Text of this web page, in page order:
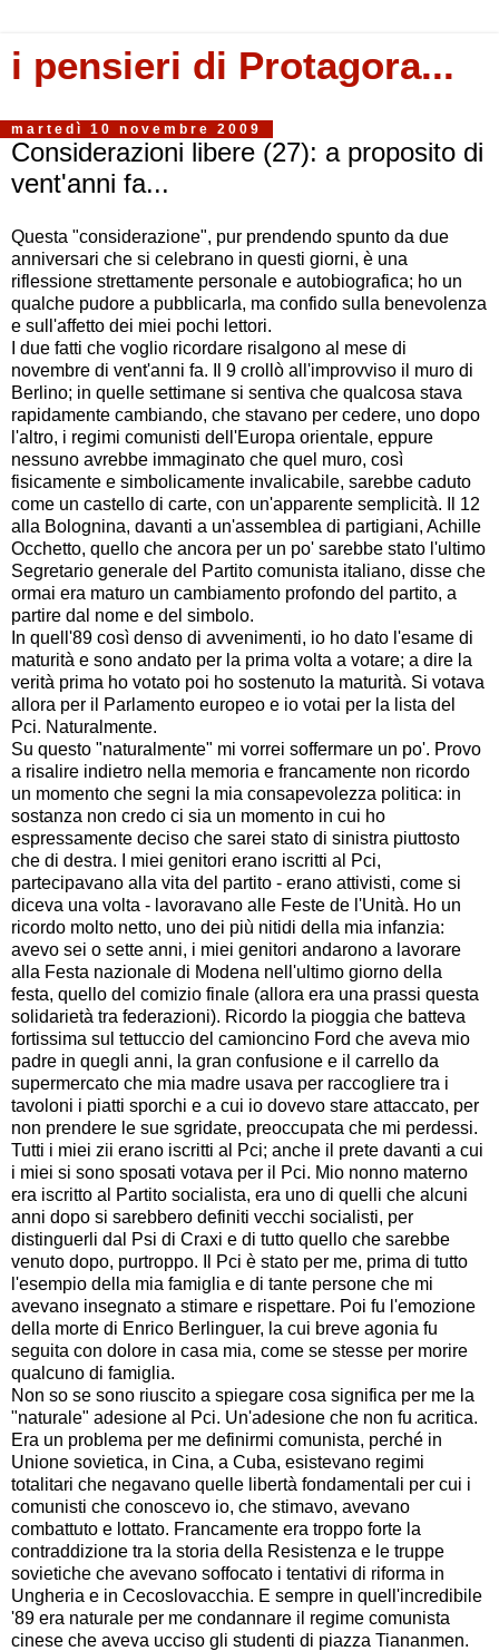
i pensieri di Protagora...
martedì 10 novembre 2009
Considerazioni libere (27): a proposito di
vent'anni fa...
Questa "considerazione", pur prendendo spunto da due
anniversari che si celebrano in questi giorni, è una
riflessione strettamente personale e autobiografica; ho un
qualche pudore a pubblicarla, ma confido sulla benevolenza
e sull'affetto dei miei pochi lettori.
I due fatti che voglio ricordare risalgono al mese di
novembre di vent'anni fa. Il 9 crollò all'improvviso il muro di
Berlino; in quelle settimane si sentiva che qualcosa stava
rapidamente cambiando, che stavano per cedere, uno dopo
l'altro, i regimi comunisti dell'Europa orientale, eppure
nessuno avrebbe immaginato che quel muro, così
fisicamente e simbolicamente invalicabile, sarebbe caduto
come un castello di carte, con un'apparente semplicità. Il 12
alla Bolognina, davanti a un'assemblea di partigiani, Achille
Occhetto, quello che ancora per un po' sarebbe stato l'ultimo
Segretario generale del Partito comunista italiano, disse che
ormai era maturo un cambiamento profondo del partito, a
partire dal nome e del simbolo.
In quell'89 così denso di avvenimenti, io ho dato l'esame di
maturità e sono andato per la prima volta a votare; a dire la
verità prima ho votato poi ho sostenuto la maturità. Si votava
allora per il Parlamento europeo e io votai per la lista del
Pci. Naturalmente.
Su questo "naturalmente" mi vorrei soffermare un po'. Provo
a risalire indietro nella memoria e francamente non ricordo
un momento che segni la mia consapevolezza politica: in
sostanza non credo ci sia un momento in cui ho
espressamente deciso che sarei stato di sinistra piuttosto
che di destra. I miei genitori erano iscritti al Pci,
partecipavano alla vita del partito - erano attivisti, come si
diceva una volta - lavoravano alle Feste de l'Unità. Ho un
ricordo molto netto, uno dei più nitidi della mia infanzia:
avevo sei o sette anni, i miei genitori andarono a lavorare
alla Festa nazionale di Modena nell'ultimo giorno della
festa, quello del comizio finale (allora era una prassi questa
solidarietà tra federazioni). Ricordo la pioggia che batteva
fortissima sul tettuccio del camioncino Ford che aveva mio
padre in quegli anni, la gran confusione e il carrello da
supermercato che mia madre usava per raccogliere tra i
tavoloni i piatti sporchi e a cui io dovevo stare attaccato, per
non prendere le sue sgridate, preoccupata che mi perdessi.
Tutti i miei zii erano iscritti al Pci; anche il prete davanti a cui
i miei si sono sposati votava per il Pci. Mio nonno materno
era iscritto al Partito socialista, era uno di quelli che alcuni
anni dopo si sarebbero definiti vecchi socialisti, per
distinguerli dal Psi di Craxi e di tutto quello che sarebbe
venuto dopo, purtroppo. Il Pci è stato per me, prima di tutto
l'esempio della mia famiglia e di tante persone che mi
avevano insegnato a stimare e rispettare. Poi fu l'emozione
della morte di Enrico Berlinguer, la cui breve agonia fu
seguita con dolore in casa mia, come se stesse per morire
qualcuno di famiglia.
Non so se sono riuscito a spiegare cosa significa per me la
"naturale" adesione al Pci. Un'adesione che non fu acritica.
Era un problema per me definirmi comunista, perché in
Unione sovietica, in Cina, a Cuba, esistevano regimi
totalitari che negavano quelle libertà fondamentali per cui i
comunisti che conoscevo io, che stimavo, avevano
combattuto e lottato. Francamente era troppo forte la
contraddizione tra la storia della Resistenza e le truppe
sovietiche che avevano soffocato i tentativi di riforma in
Ungheria e in Cecoslovacchia. E sempre in quell'incredibile
'89 era naturale per me condannare il regime comunista
cinese che aveva ucciso gli studenti di piazza Tiananmen.